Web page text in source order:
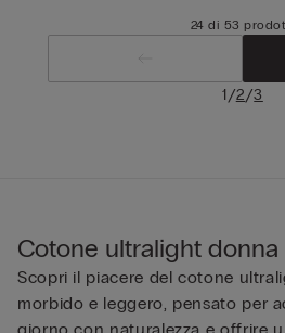
24 di 53
1/2/3
Cotone ultralight donna
Scopri il piacere del cotone
morbido e leggero, pensato per